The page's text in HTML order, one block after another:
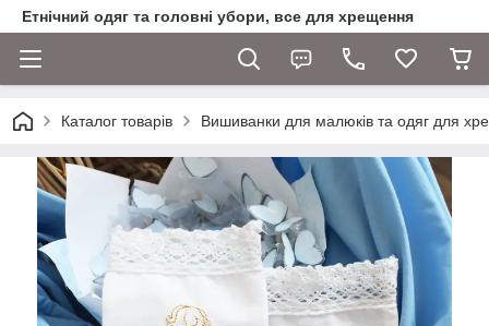
Етнічний одяг та головні убори, все для хрещення
Каталог товарів Вишиванки для малюків та одяг для